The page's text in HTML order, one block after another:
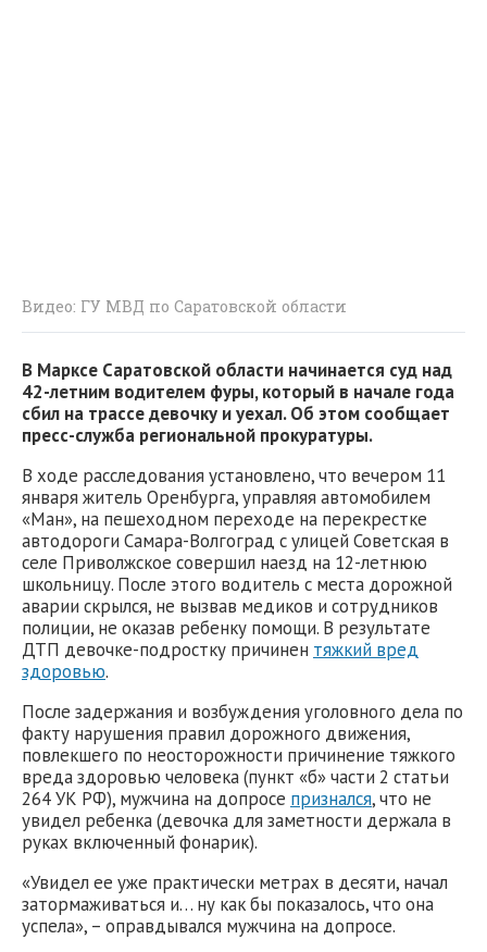
Видео: ГУ МВД по Саратовской области
В Марксе Саратовской области начинается суд над
42-летним водителем фуры, который в начале года
сбил на трассе девочку и уехал. Об этом сообщает
пресс-служба региональной прокуратуры.
В ходе расследования установлено, что вечером 11
января житель Оренбурга, управляя автомобилем
«Ман», на пешеходном переходе на перекрестке
автодороги Самара-Волгоград с улицей Советская в
селе Приволжское совершил наезд на 12-летнюю
школьницу. После этого водитель с места дорожной
аварии скрылся, не вызвав медиков и сотрудников
полиции, не оказав ребенку помощи. В результате
ДТП девочке-подростку причинен тяжкий вред
здоровью.
После задержания и возбуждения уголовного дела по
факту нарушения правил дорожного движения,
повлекшего по неосторожности причинение тяжкого
вреда здоровью человека (пункт «б» части 2 статьи
264 УК РФ), мужчина на допросе признался, что не
увидел ребенка (девочка для заметности держала в
руках включенный фонарик).
«Увидел ее уже практически метрах в десяти, начал
затормаживаться и… ну как бы показалось, что она
успела», – оправдывался мужчина на допросе.